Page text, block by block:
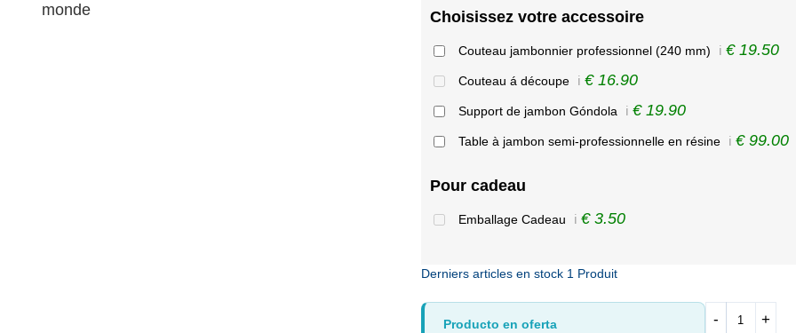
monde
Choisissez votre accessoire
Couteau jambonnier professionnel (240 mm) ℹ️ € 19.50
Couteau á découpe ℹ️ € 16.90
Support de jambon Góndola ℹ️ € 19.90
Table à jambon semi-professionnelle en résine ℹ️ € 99.00
Pour cadeau
Emballage Cadeau ℹ️ € 3.50
Derniers articles en stock 1 Produit
Producto en oferta - +